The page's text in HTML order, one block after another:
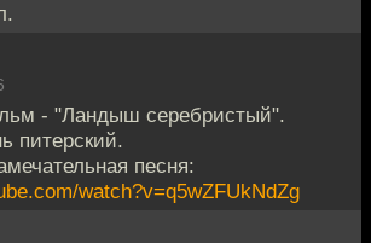
- "Ландыш серебристый".
питерский.
песня:
watch?v=q5wZFUkNdZg